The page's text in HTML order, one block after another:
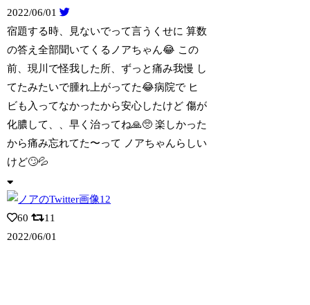
2022/06/01
宿題する時、見ないでって言うくせに 算数
の答え全部聞いてくるノアちゃん😂 この
前、現川で怪我した所、ずっと痛み我慢 し
てたみたいで腫れ上がってた😂病院で ヒ
ビも入ってなかったから安心したけど 傷が
化膿して、、早く治ってね🙏🥺 楽しかった
から痛み忘れてた〜って ノアちゃんらしい
けど🙄💦
60
11
2022/06/01